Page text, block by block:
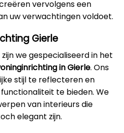
vervolgens een
uw verwachtingen voldoet.
Gierle
zijn we gespecialiseerd in het
in Gierle. Ons
stijl te reflecteren en
te bieden. We
van interieurs die
elegant zijn.